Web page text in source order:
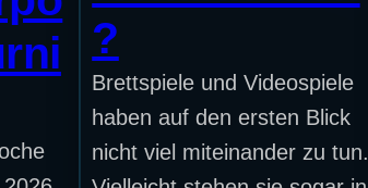
?
Brettspiele und Videospiele
haben auf den ersten Blick
nicht viel miteinander zu tun.